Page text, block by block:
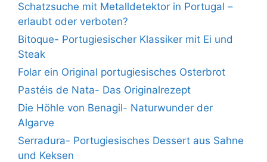
Schatzsuche mit Metalldetektor in Portugal –
erlaubt oder verboten?
Bitoque- Portugiesischer Klassiker mit Ei und
Steak
Folar ein Original portugiesisches Osterbrot
Pastéis de Nata- Das Originalrezept
Die Höhle von Benagil- Naturwunder der
Algarve
Serradura- Portugiesisches Dessert aus Sahne
und Keksen